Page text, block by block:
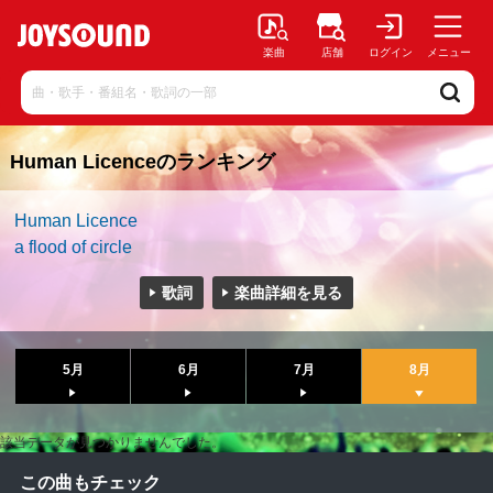
楽曲 店舗 ログイン メニュー
Human Licenceのランキング
Human Licence
a flood of circle
歌詞 楽曲詳細を見る
5月 6月 7月 8月
該当データが見つかりませんでした。
この曲もチェック